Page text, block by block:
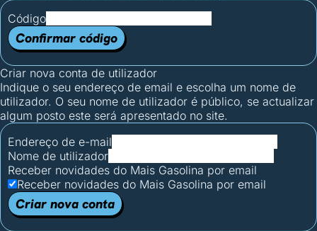
Código
Confirmar código
Criar nova conta de utilizador
Indique o seu endereço de email e escolha um nome de
utilizador. O seu nome de utilizador é público, se actualizar
algum posto este será apresentado no site.
Endereço de e-mail
Nome de utilizador
Receber novidades do Mais Gasolina por email
Receber novidades do Mais Gasolina por email
Criar nova conta